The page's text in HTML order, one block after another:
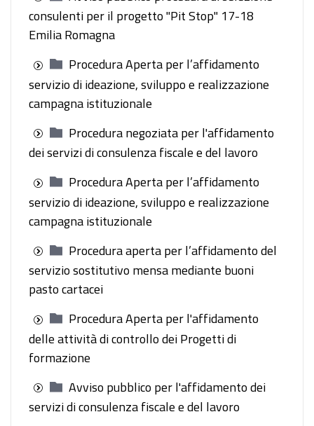
consulenti per il progetto "Pit Stop" 17-18
Emilia Romagna
Procedura Aperta per l’affidamento
servizio di ideazione, sviluppo e realizzazione
campagna istituzionale
Procedura negoziata per l'affidamento
dei servizi di consulenza fiscale e del lavoro
Procedura Aperta per l’affidamento
servizio di ideazione, sviluppo e realizzazione
campagna istituzionale
Procedura aperta per l’affidamento del
servizio sostitutivo mensa mediante buoni
pasto cartacei
Procedura Aperta per l'affidamento
delle attività di controllo dei Progetti di
formazione
Avviso pubblico per l'affidamento dei
servizi di consulenza fiscale e del lavoro